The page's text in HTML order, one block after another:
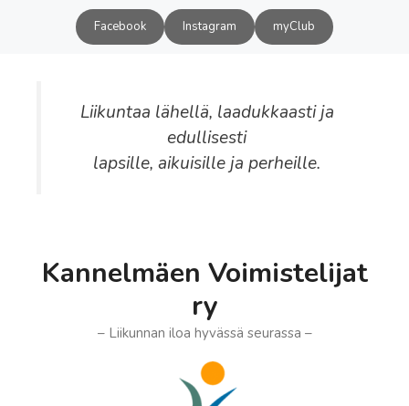
Facebook Instagram myClub
Liikuntaa lähellä, laadukkaasti ja
edullisesti
lapsille, aikuisille ja perheille.
Kannelmäen Voimistelijat
ry
– Liikunnan iloa hyvässä seurassa –